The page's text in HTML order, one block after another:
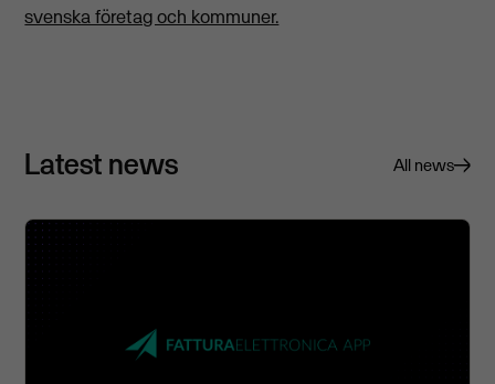
svenska företag och kommuner.
Latest news All news